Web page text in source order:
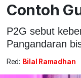
Contoh
P2G sebut
Pangandaran
Red: Bilal Ramadhan